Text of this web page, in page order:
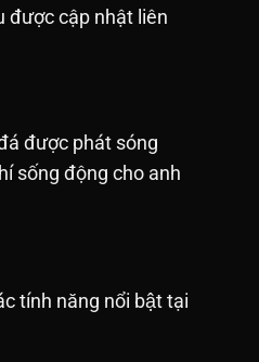
được cập nhật liên
được phát sóng
sống động cho anh
tính năng nổi bật tại